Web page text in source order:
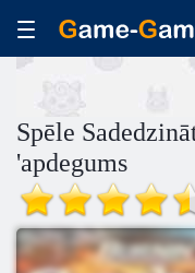
Spēle
'apdegums